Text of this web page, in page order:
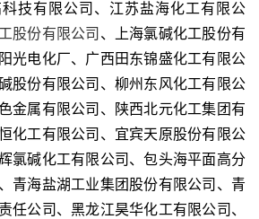
技有限公司、江苏盐海化工有限公
股份有限公司 、上海氯碱化工股份有
光电化厂、广西田东锦盛化工有限公
股份有限公司、柳州东风化工有限公
金属有限公司、陕西北元化工集团有
化工有限公司、宜宾天原股份有限公
氯碱化工有限公司、包头海平面高分
青海盐湖工业集团股份有限公司、青
任公司、黑龙江昊华化工有限公司、